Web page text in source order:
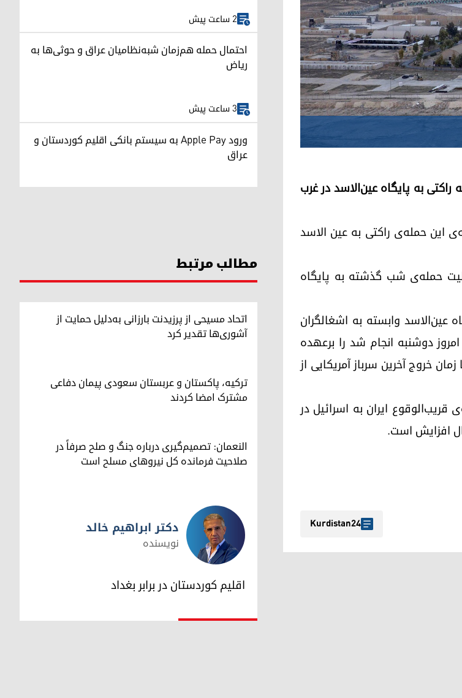
به پایگاه عین‌الاسد در غرب
این حمله‌ی راکتی به عین الاسد
حمله‌ی شب گذشته به پایگاه
عین‌الاسد وابسته به اشغالگران
دوشنبه انجام شد را برعهده
خروج آخرین سرباز آمریکایی از
ایران به اسرائیل در
افزایش است.
Kurdistan24
2 ساعت پیش
احتمال حمله هم‌زمان شبه‌نظامیان عراق و حوثی‌ها به
ریاض
3 ساعت پیش
ورود Apple Pay به سیستم بانکی اقلیم کوردستان و
عراق
مطالب مرتبط
اتحاد مسیحی از پرزیدنت بارزانی به‌دلیل حمایت از
آشوری‌ها تقدیر کرد
ترکیه، پاکستان و عربستان سعودی پیمان دفاعی
مشترک امضا کردند
النعمان: تصمیم‌گیری درباره جنگ و صلح صرفاً در
صلاحیت فرمانده کل نیروهای مسلح است
دکتر ابراهیم خالد
دکتر ابراهیم خالد
نویسنده
اقلیم کوردستان در برابر بغداد